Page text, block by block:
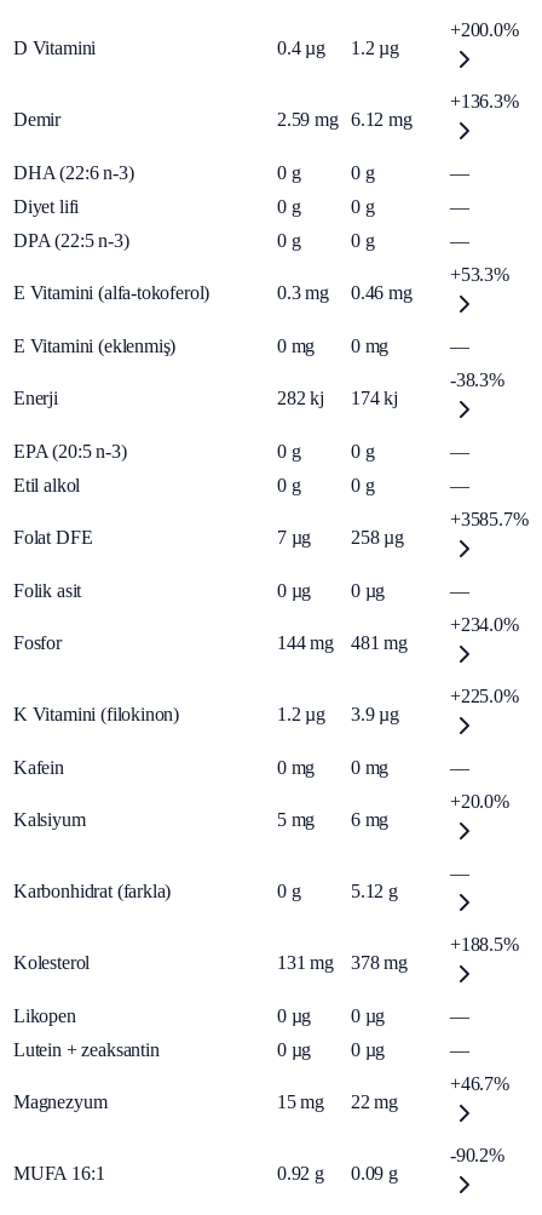
D Vitamini 0.4 µg 1.2 µg
+200.0%
Demir 2.59 mg 6.12 mg
+136.3%
DHA (22:6 n-3) 0 g 0 g
—
Diyet lifi
0 g 0 g
—
DPA (22:5 n-3)
0 g 0 g —
E Vitamini (alfa-tokoferol) 0.3 mg 0.46 mg
+53.3%
E Vitamini (eklenmiş) 0 mg 0 mg —
Enerji 282 kj 174 kj
-38.3%
EPA (20:5 n-3) 0 g 0 g
—
Etil alkol
0 g 0 g —
Folat DFE 7 µg 258 µg
+3585.7%
Folik asit 0 µg 0 µg —
Fosfor 144 mg 481 mg
+234.0%
K Vitamini (filokinon) 1.2 µg 3.9 µg
+225.0%
Kafein 0 mg 0 mg —
Kalsiyum 5 mg 6 mg
+20.0%
Karbonhidrat (farkla) 0 g 5.12 g
—
Kolesterol 131 mg 378 mg
+188.5%
Likopen 0 µg 0 µg
—
Lutein + zeaksantin
0 µg 0 µg —
Magnezyum 15 mg 22 mg
+46.7%
MUFA 16:1 0.92 g 0.09 g
-90.2%